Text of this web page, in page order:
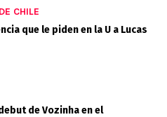
CHILE
que le piden en la U a Lucas
de Vozinha en el